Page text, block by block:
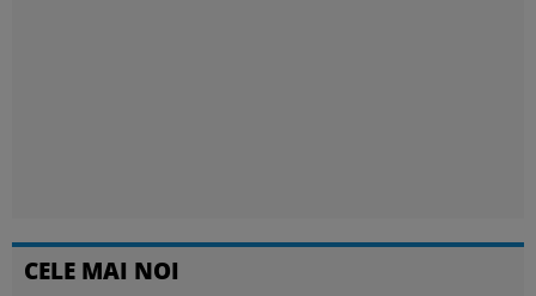
CELE MAI NOI